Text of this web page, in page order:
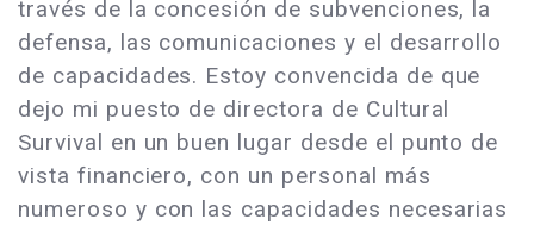
través de la concesión de subvenciones, la
defensa, las comunicaciones y el desarrollo
de capacidades. Estoy convencida de que
dejo mi puesto de directora de Cultural
Survival en un buen lugar desde el punto de
vista financiero, con un personal más
numeroso y con las capacidades necesarias